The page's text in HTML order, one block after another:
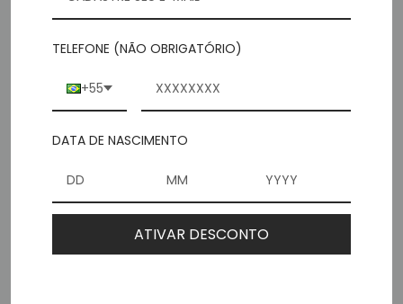
ENTREGAMOS SEU PRESENTE!
TELEFONE (NÃO OBRIGATÓRIO)
+55
DATA DE NASCIMENTO
ATIVAR DESCONTO